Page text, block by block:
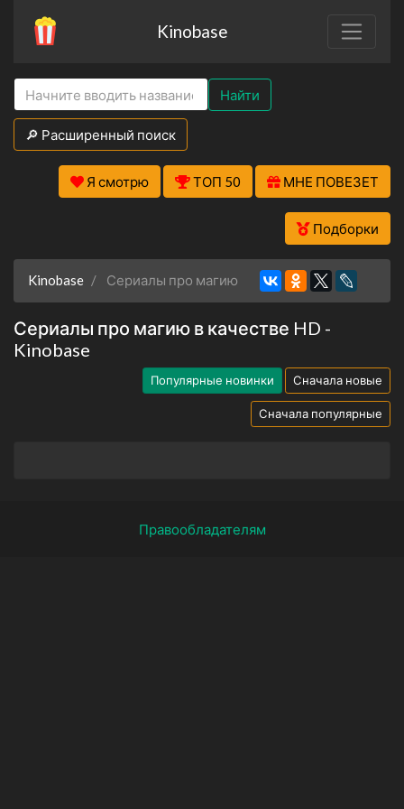
Kinobase
Найти
🔎 Расширенный поиск
Я смотрю ТОП 50 МНЕ ПОВЕЗЕТ
Подборки
Kinobase Сериалы про магию
Сериалы про магию в качестве HD -
Kinobase
Популярные новинки Сначала новые
Сначала популярные
Правообладателям